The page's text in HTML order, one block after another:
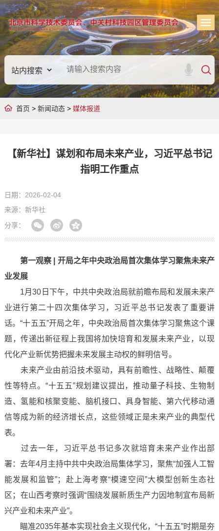
首页 > 新闻动态> 媒体报道
【新华社】谋划和布局未来产业，习近平总书记
指明工作重点
日期：2026-02-04
来源：新华社
分享：
第一观察 | 开局之年中央政治局首次集体学习聚焦未来产
业发展
1月30日下午，中共中央政治局就前瞻布局和发展未来产
业进行第二十四次集体学习，习近平总书记发表了重要讲
话。“十五五”开局之年，中央政治局首次集体学习聚焦这个课
题，传递出新征程上我国将加快培育和发展未来产业，以现
代化产业新优势把握未来发展主动权的鲜明信号。
未来产业由前沿技术驱动，具有前瞻性、战略性、颠覆
性等特点。“十五五”规划建议提出，推动量子科技、生物制
造、氢能和核聚变能、脑机接口、具身智能、第六代移动通
信等成为新的经济增长点，这些领域正是未来产业的典型代
表。
过去一年，习近平总书记多次就培育未来产业作出部
署：去年4月主持中共中央政治局集体学习，聚焦“加强人工智
能发展和监管”；赴上海考察“模速空间”大模型创新生态社
区；在山西考察时强调“围绕发展新质生产力因地制宜布局新
兴产业和未来产业”。
瞄准2035年基本实现社会主义现代化，“十五五”时期是夯